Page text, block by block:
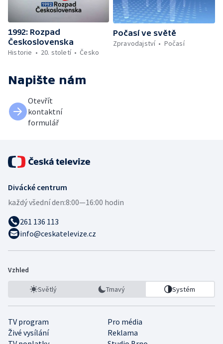
1992: Rozpad
Československa
Historie
20. století Česko
Počasí ve světě
Zpravodajství
Počasí
Napište nám
Otevřít
kontaktní
formulář
Divácké centrum
každý všední den:8:00—16:00 hodin
261 136 113
info@ceskatelevize.cz
Vzhled
Světlý Tmavý Systém
TV program
Pro média
Živé vysílání
Reklama